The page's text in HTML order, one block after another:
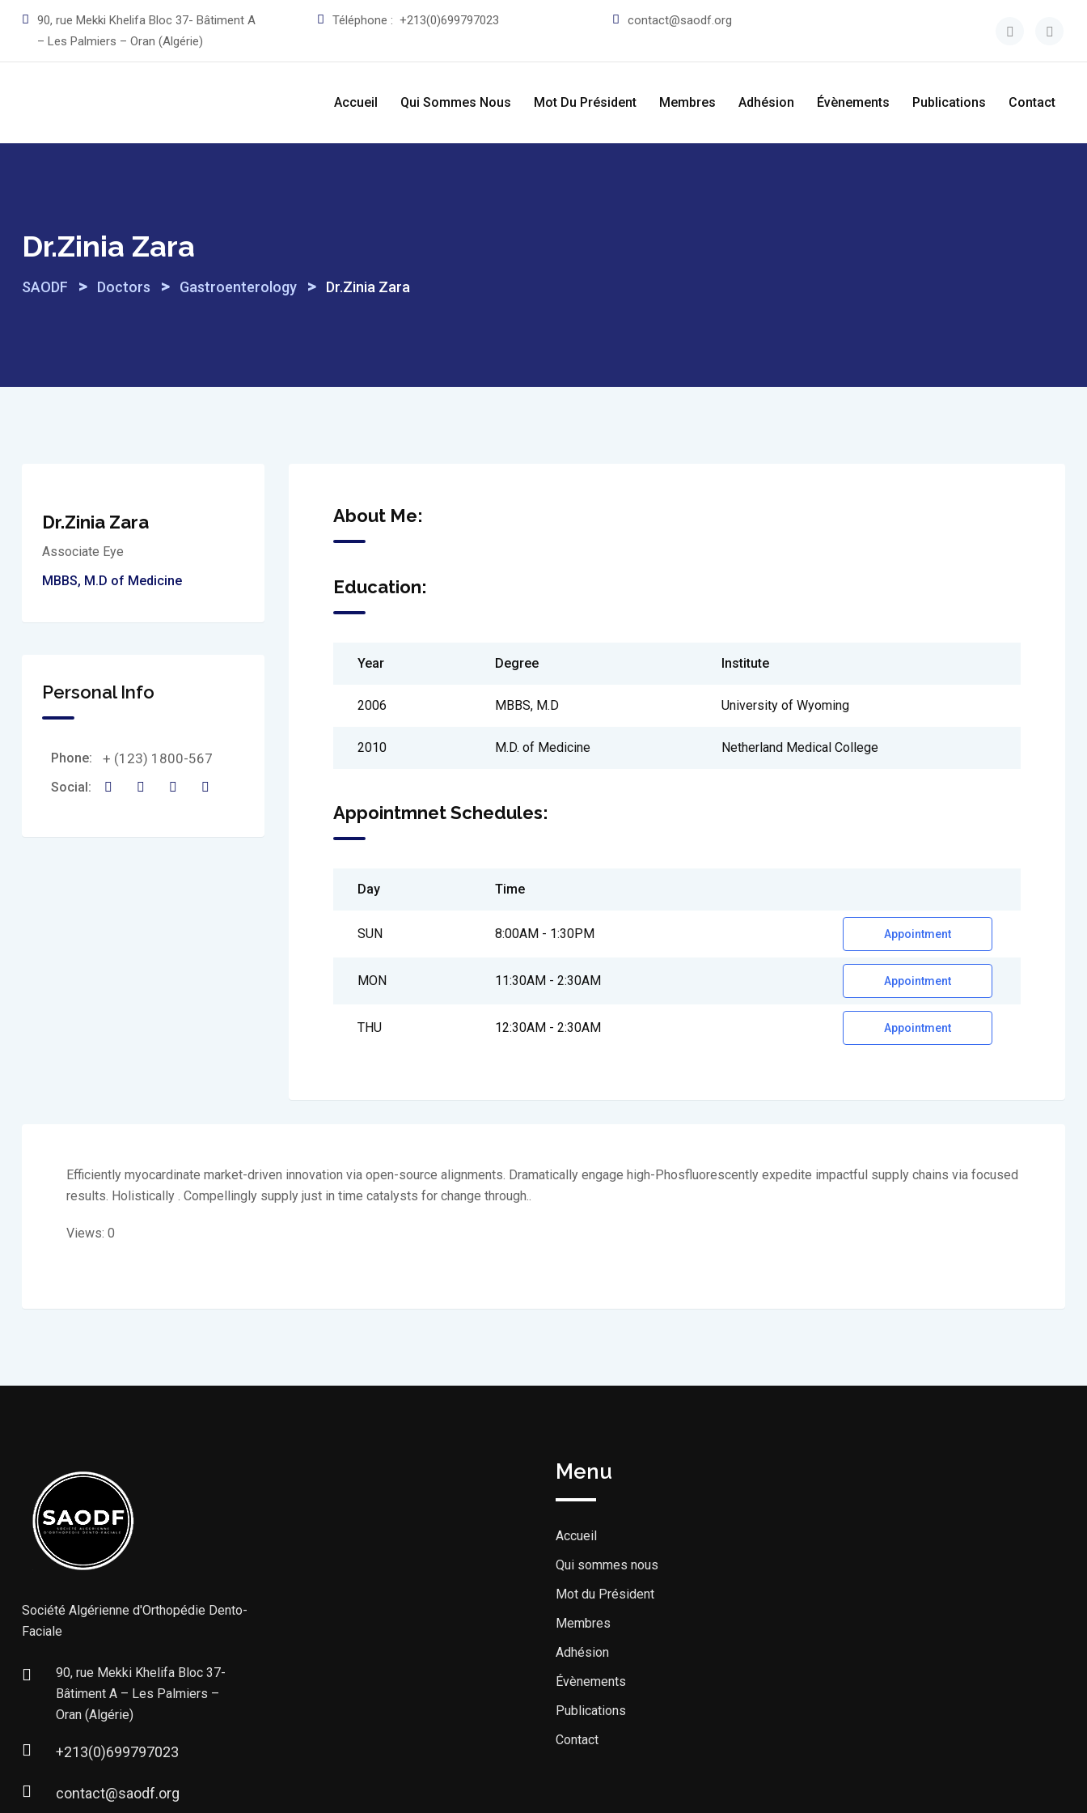
90, rue Mekki Khelifa Bloc 37- Bâtiment A
– Les Palmiers – Oran (Algérie)
Téléphone : +213(0)699797023 contact@saodf.org
Accueil Qui Sommes Nous Mot Du Président Membres Adhésion Évènements Publications Contact
Dr.Zinia Zara
SAODF > Doctors > Gastroenterology > Dr.Zinia Zara
Dr.Zinia Zara
Associate Eye
MBBS, M.D of Medicine
Personal Info
Phone: + (123) 1800-567
Social:
About Me:
Education:
Year Degree Institute
2006 MBBS, M.D University of Wyoming
2010 M.D. of Medicine Netherland Medical College
Appointmnet Schedules:
Day Time
SUN 8:00AM - 1:30PM Appointment
MON 11:30AM - 2:30AM Appointment
THU 12:30AM - 2:30AM Appointment
Efficiently myocardinate market-driven innovation via open-source alignments. Dramatically engage high-Phosfluorescently expedite impactful supply chains via focused
results. Holistically . Compellingly supply just in time catalysts for change through..
Views: 0
Société Algérienne d'Orthopédie Dento-
Faciale
90, rue Mekki Khelifa Bloc 37-
Bâtiment A – Les Palmiers –
Oran (Algérie)
+213(0)699797023
contact@saodf.org
Menu
Accueil
Qui sommes nous
Mot du Président
Membres
Adhésion
Évènements
Publications
Contact